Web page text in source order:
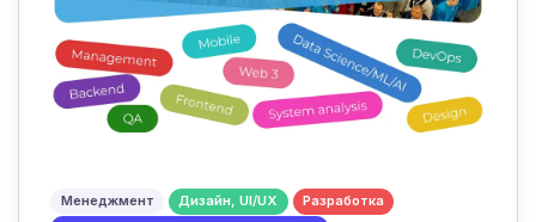
Менеджмент Дизайн, UI/UX
Разработка